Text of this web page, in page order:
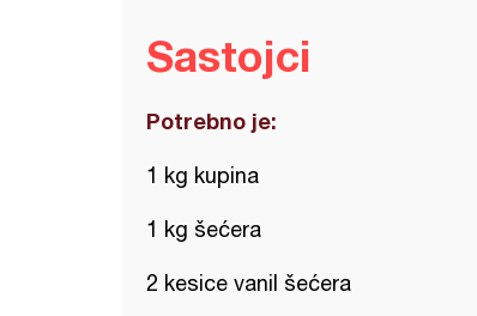
Sastojci
Potrebno je:
1 kg kupina
1 kg šećera
2 kesice vanil šećera